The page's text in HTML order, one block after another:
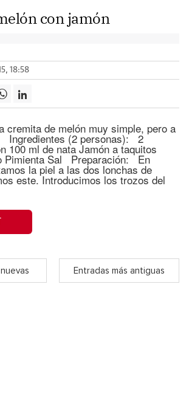
con jamón
18:58
cremita de melón muy simple, pero a
Ingredientes (2 personas): 2
100 ml de nata Jamón a taquitos
Pimienta Sal Preparación: En
la piel a las dos lonchas de
este. Introducimos los trozos del
Entradas más antiguas